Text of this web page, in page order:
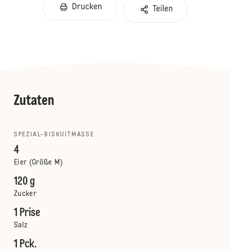
Drucken Teilen
Zutaten
SPEZIAL-BISKUITMASSE
4
Eier (Größe M)
120 g
Zucker
1 Prise
Salz
1 Pck.